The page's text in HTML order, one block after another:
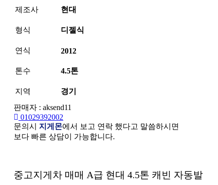
제조사 현대
형식 디젤식
연식 2012
톤수 4.5톤
지역
경기
판매자 : aksend11
01029392002
문의시 지게몬에서 보고 연락 했다고 말씀하시면
보다 빠른 상담이 가능합니다.
본문
중고지게차 매매 A급 현대 4.5톤 캐빈 자동발